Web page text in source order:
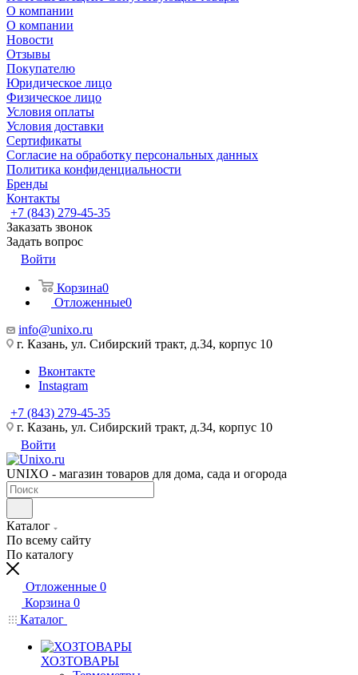
О компании
О компании
Новости
Отзывы
Покупателю
Юридическое лицо
Физическое лицо
Условия оплаты
Условия доставки
Сертификаты
Согласие на обработку персональных данных
Политика конфиденциальности
Бренды
Контакты
+7 (843) 279-45-35
Заказать звонок
Задать вопрос
Войти
Корзина0
Отложенные0
info@unixo.ru
г. Казань, ул. Сибирский тракт, д.34, корпус 10
Вконтакте
Instagram
+7 (843) 279-45-35
г. Казань, ул. Сибирский тракт, д.34, корпус 10
Войти
UNIXO - магазин товаров для дома, сада и огорода
Каталог
По всему сайту
По каталогу
Отложенные 0
Корзина 0
Каталог
ХОЗТОВАРЫ